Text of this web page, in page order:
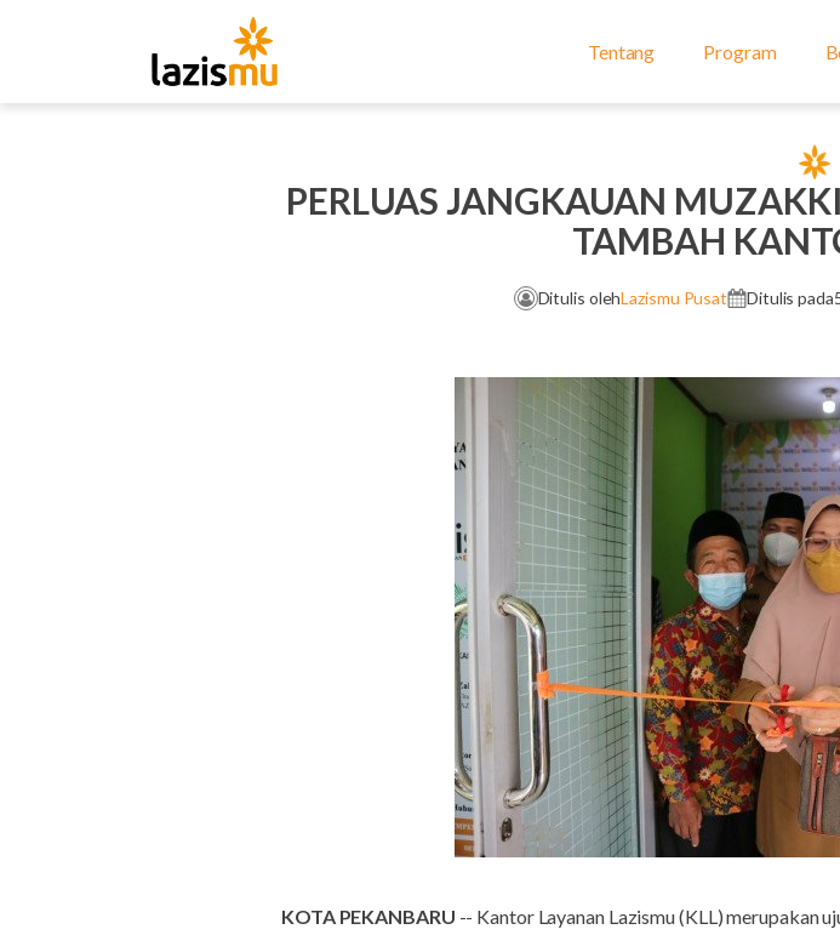
Tentang Program
PERLUAS JANGKAUAN
TAMBAH
Ditulis olehLazismu Pusat Ditulis pada
KOTA PEKANBARU -- Kantor Layanan Lazismu (KLL) merupakan